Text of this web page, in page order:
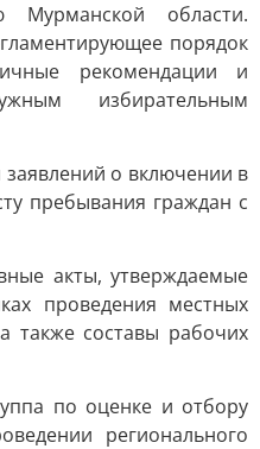
Мурманской области.
порядок
рекомендации и
избирательным
о включении в
пребывания граждан с
акты, утверждаемые
проведения местных
также составы рабочих
по оценке и отбору
регионального